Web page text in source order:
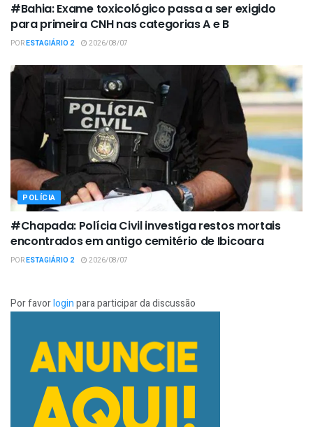
#Bahia: Exame toxicológico passa a ser exigido
para primeira CNH nas categorias A e B
PORESTAGIÁRIO 2 2026/08/07
POLÍCIA
#Chapada: Polícia Civil investiga restos mortais
encontrados em antigo cemitério de Ibicoara
PORESTAGIÁRIO 2 2026/08/07
Por favorloginpara participar da discussão